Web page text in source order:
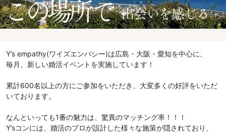
Y’s empathy(ワイズエンパシー)は広島・大阪・愛知を中心に、
毎月、新しい婚活イベントを実施しています！
累計600名以上の方にご参加をいただき、大変多くの好評をいただ
いております。
なんといっても1番の魅力は、驚異のマッチング率！！！
Y’sコンには、婚活のプロが設計した様々な施策が隠されており、